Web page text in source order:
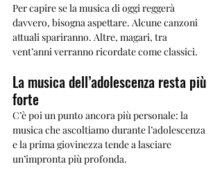
Per capire se la musica di oggi reggerà
davvero, bisogna aspettare. Alcune canzoni
attuali spariranno. Altre, magari, tra
vent’anni verranno ricordate come classici.
La musica dell’adolescenza resta più
forte
C’è poi un punto ancora più personale: la
musica che ascoltiamo durante l’adolescenza
e la prima giovinezza tende a lasciare
un’impronta più profonda.